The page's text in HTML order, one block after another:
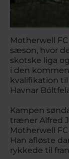
Motherwell
sæson, hvor
skotske liga
i den
kvalifikation til
Havnar
Kampen
træner Alfred
Motherwell
Han afløste
rykkede til